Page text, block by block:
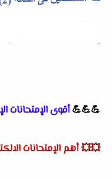
💪💪💪أقوى الإمتحانات
💥💥 أهم الإمتحانات